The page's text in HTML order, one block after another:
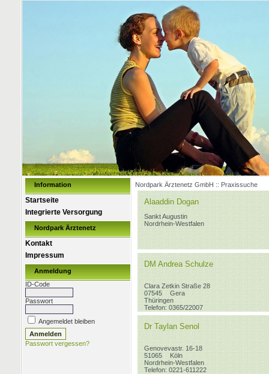
Information
Startseite
Integrierte Versorgung
Nordpark Ärztenetz
Kontakt
Impressum
Anmeldung
ID-Code
Passwort
Angemeldet bleiben
Passwort vergessen?
Nordpark Ärztenetz GmbH :: Praxissuche
Alaaddin Dogan
Sankt Augustin
Nordrhein-Westfalen
DM Andrea Schulze
Clara Zetkin Straße 28
07545
Gera
Thüringen
Telefon: 0365/22007
Dr Taylan Senol
Genovevastr. 16-18
51065
Köln
Nordrhein-Westfalen
Telefon: 0221-611222